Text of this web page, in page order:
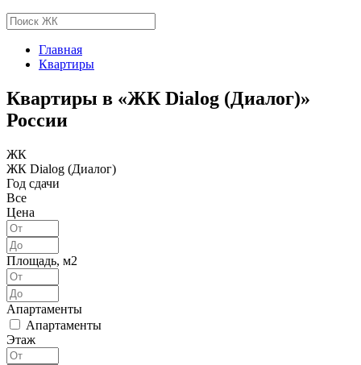
Главная
Квартиры
Квартиры в «ЖК Dialog (Диалог)»
России
ЖК
ЖК Dialog (Диалог)
Год сдачи
Все
Цена
Площадь, м2
Апартаменты
Апартаменты
Этаж